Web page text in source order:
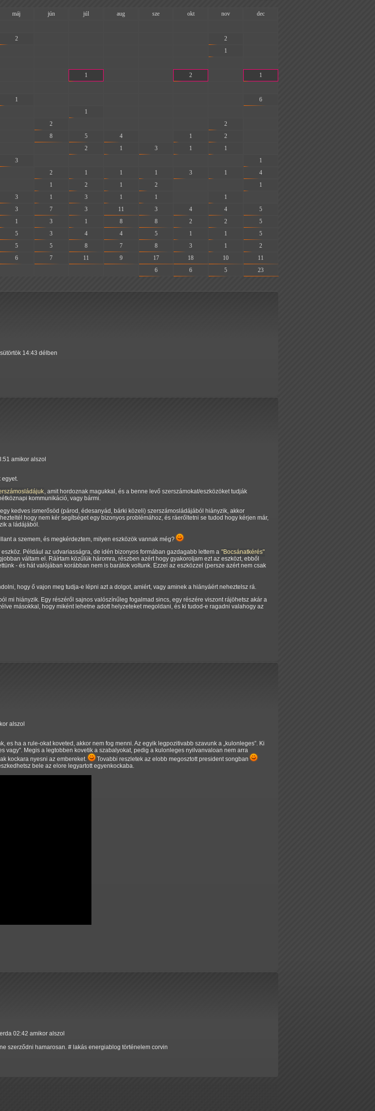
máj jún júl aug sze okt nov
dec
2 2
1
1 2
1
1
6
1
2 2
8 5 4 1 2
2 1 3 1 1
3
1
2 1 1 1 3 1
4
1 2 1 2
1
3 1 3 1 1 1
3 7 3 11 3 4 4
5
1 3 1 8 8 2 2
5
5 3 4 4 5 1 1
5
5 5 8 7 8 3 1
2
6 7 11 9 17 18 10
11
6 6 5 23
14:43 délben
amikor alszol
, amit hordoznak magukkal, és a benne levő szerszámokat/eszközöket tudják
kommunikáció, vagy bármi.
kedves ismerősöd (párod, édesanyád, bárki közeli) szerszámosládájából hiányzik, akkor
hogy nem kér segítséget egy bizonyos problémához, és ráerőltetni se tudod hogy kérjen már,
a ládájából.
a szemem, és megkérdeztem, milyen eszközök vannak még?
Például az udvariasságra, de idén bizonyos formában gazdagabb lettem a "Bocsánatkérés"
váltam el. Ráírtam közűlük háromra, részben azért hogy gyakoroljam ezt az eszközt, ebből
- és hát valójában korábban nem is barátok voltunk. Ezzel az eszközzel (persze azért nem csak
hogy ő vajon meg tudja-e lépni azt a dolgot, amiért, vagy aminek a hiányáért neheztelsz rá.
mi hiányzik. Egy részéről sajnos valószínűleg fogalmad sincs, egy részére viszont rájöhetsz akár a
másokkal, hogy miként lehetne adott helyzeteket megoldani, és ki tudod-e ragadni valahogy az
alszol
es ha a rule-okat koveted, akkor nem fog menni. Az egyik legpozitivabb szavunk a
kulonleges . Ki
vagy . Megis a legtobben kovetik a szabalyokat, pedig a kulonleges nyilvanvaloan nem arra
kockara nyesni az embereket.
Tovabbi reszletek az elobb megosztott president songban
bele az elore legyartott egyenkockaba.
02:42 amikor alszol
szerződni hamarosan. # lakás energiablog történelem corvin